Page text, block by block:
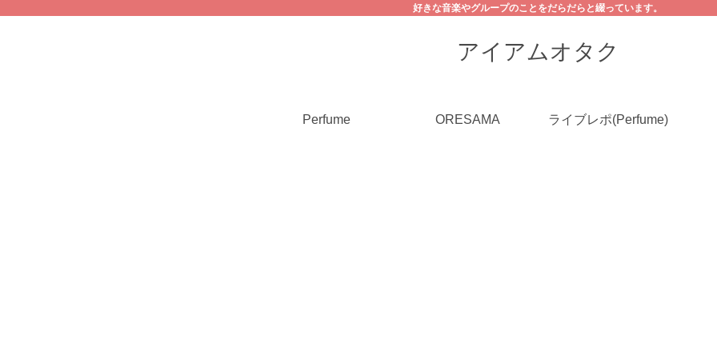
好きな音楽やグループのことをだらだらと綴っています。
アイアムオタク
Perfume ORESAMA ライブレポ(Perfume)